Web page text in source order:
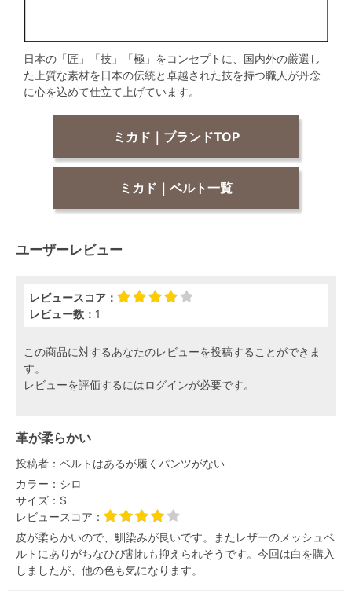
日本の「匠」「技」「極」をコンセプトに、国内外の厳選し
た上質な素材を日本の伝統と卓越された技を持つ職人が丹念
に心を込めて仕立て上げています。
ミカド｜ブランドTOP
ミカド｜ベルト一覧
ユーザーレビュー
レビュースコア：
レビュー数： 1
この商品に対するあなたのレビューを投稿することができま
す。
レビューを評価するにはログインが必要です。
革が柔らかい
投稿者： ベルトはあるが履くパンツがない
カラー： シロ
サイズ： S
レビュースコア：
皮が柔らかいので、馴染みが良いです。またレザーのメッシュベ
ルトにありがちなひび割れも抑えられそうです。今回は白を購入
しましたが、他の色も気になります。